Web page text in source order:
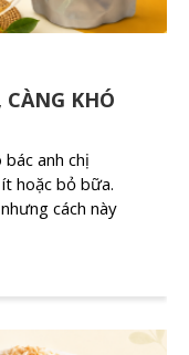
KHÓ
bác anh chị
hoặc bỏ bữa.
cách này